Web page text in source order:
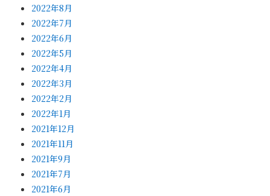
2022年8月
2022年7月
2022年6月
2022年5月
2022年4月
2022年3月
2022年2月
2022年1月
2021年12月
2021年11月
2021年9月
2021年7月
2021年6月